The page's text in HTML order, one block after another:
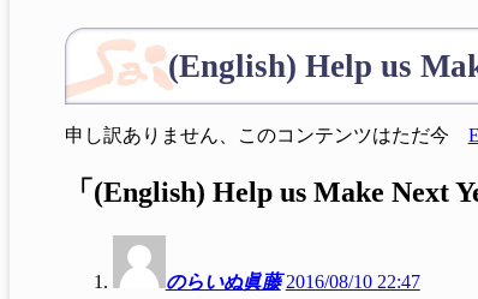
(English) Help us
申し訳ありません、このコンテンツはただ今
「 (English) Help us Make Next
のらいぬ眞藤 2016/08/10 22:47